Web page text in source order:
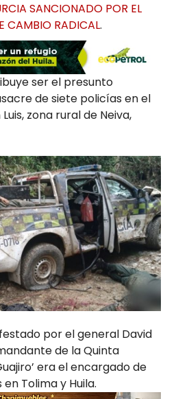
SANCIONADO POR EL
CAMBIO RADICAL.
ser el presunto
de siete policías en el
zona rural de Neiva,
por el general David
de la Quinta
era el encargado de
Tolima y Huila.